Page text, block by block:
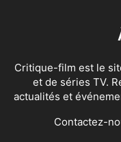
Critique-film est le
et de séries TV.
actualités et
Contactez-